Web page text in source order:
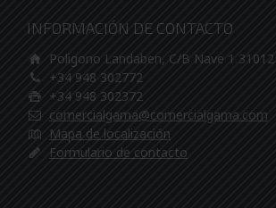
INFORMACIÓN DE CONTACTO
Poligono Landaben, C/B Nave 1
+34 948 302772
+34 948 302372
comercialgama@comercialgama.com
Mapa de localización
Formulario de contacto